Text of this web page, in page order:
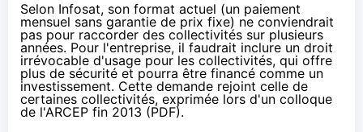
Selon Infosat, son format actuel (un paiement
mensuel sans garantie de prix fixe) ne conviendrait
pas pour raccorder des collectivités sur plusieurs
années. Pour l'entreprise, il faudrait inclure un droit
irrévocable d'usagepour les collectivités, qui offre
plus de sécurité et pourra être financé comme un
investissement. Cette demande rejoint celle de
certaines collectivités, exprimée lors d'un colloque
de l'ARCEP fin 2013 (PDF).